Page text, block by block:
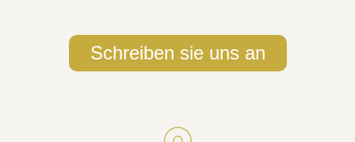
Schreiben sie uns an